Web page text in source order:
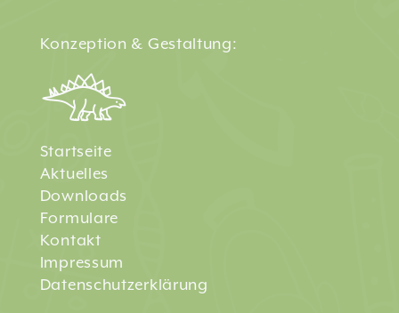
Konzeption & Gestaltung:
Startseite
Aktuelles
Downloads
Formulare
Kontakt
Impressum
Datenschutzerklärung